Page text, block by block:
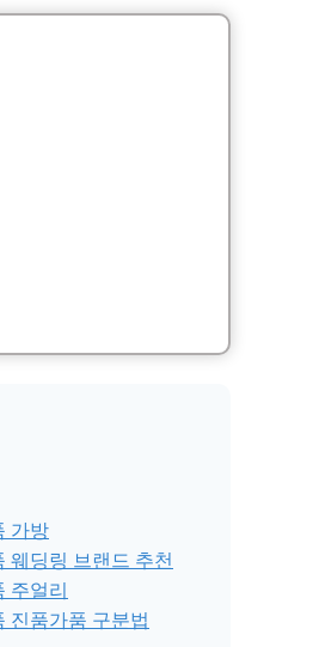
가방
웨딩링 브랜드 추천
주얼리
진품가품 구분법